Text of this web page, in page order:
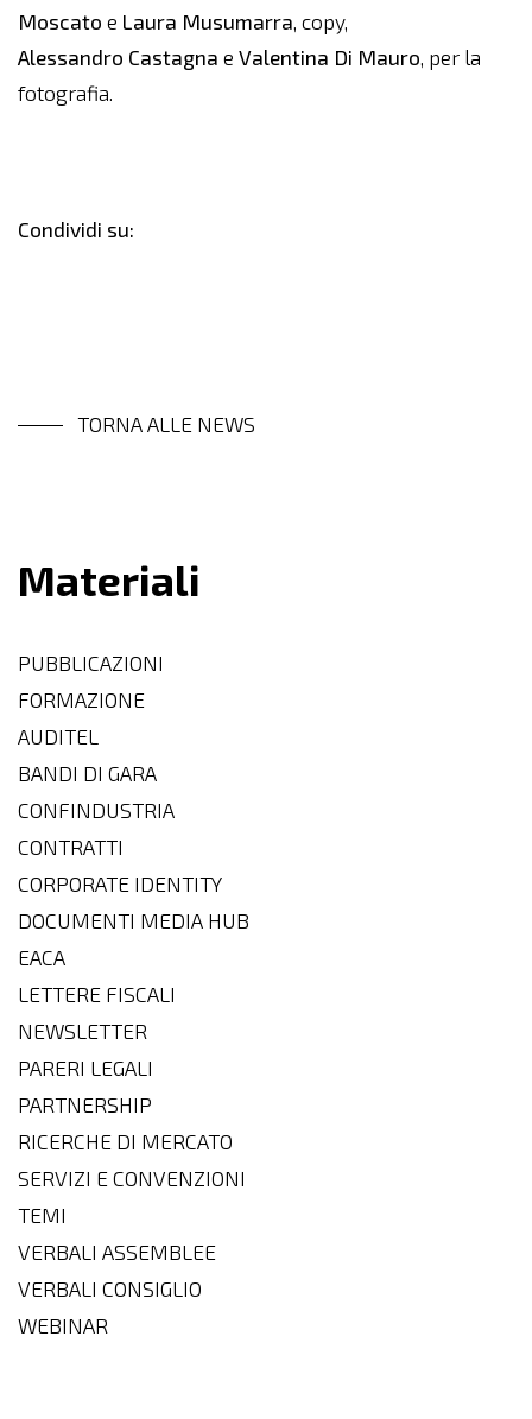
Moscato e Laura Musumarra, copy,
Alessandro Castagna e Valentina Di Mauro, per la
fotografia.
Condividi su:
TORNA ALLE NEWS
Materiali
PUBBLICAZIONI
FORMAZIONE
AUDITEL
BANDI DI GARA
CONFINDUSTRIA
CONTRATTI
CORPORATE IDENTITY
DOCUMENTI MEDIA HUB
EACA
LETTERE FISCALI
NEWSLETTER
PARERI LEGALI
PARTNERSHIP
RICERCHE DI MERCATO
SERVIZI E CONVENZIONI
TEMI
VERBALI ASSEMBLEE
VERBALI CONSIGLIO
WEBINAR